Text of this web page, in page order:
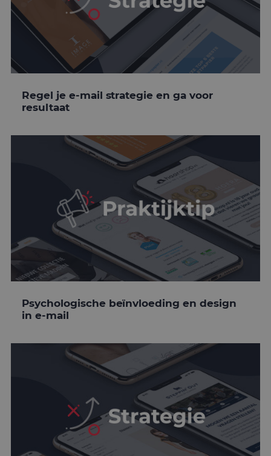
Regel je e-mail strategie en ga voor
resultaat
Psychologische beïnvloeding en design
in e-mail